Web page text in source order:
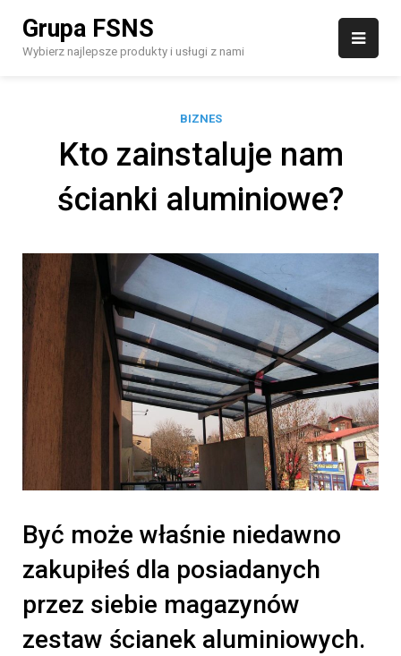
content
Grupa FSNS
Wybierz najlepsze produkty i usługi z nami
BIZNES
Kto zainstaluje nam
ścianki aluminiowe?
Być może właśnie niedawno
zakupiłeś dla posiadanych
przez siebie magazynów
zestaw ścianek aluminiowych.